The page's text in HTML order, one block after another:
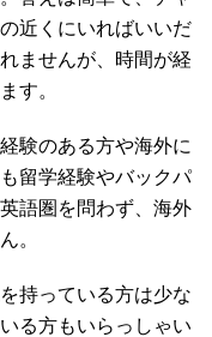
近くにいればいいだ
ませんが、時間が経
す。
験のある方や海外に
留学経験やバックパ
語圏を問わず、海外
。
持っている方は少な
る方もいらっしゃい